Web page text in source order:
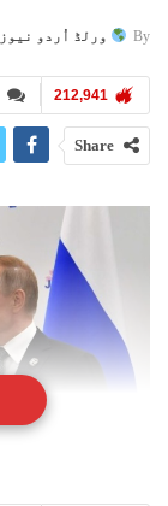
By ورلڈ اُردو نیوز
212,941
Share